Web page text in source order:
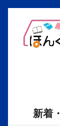
新着